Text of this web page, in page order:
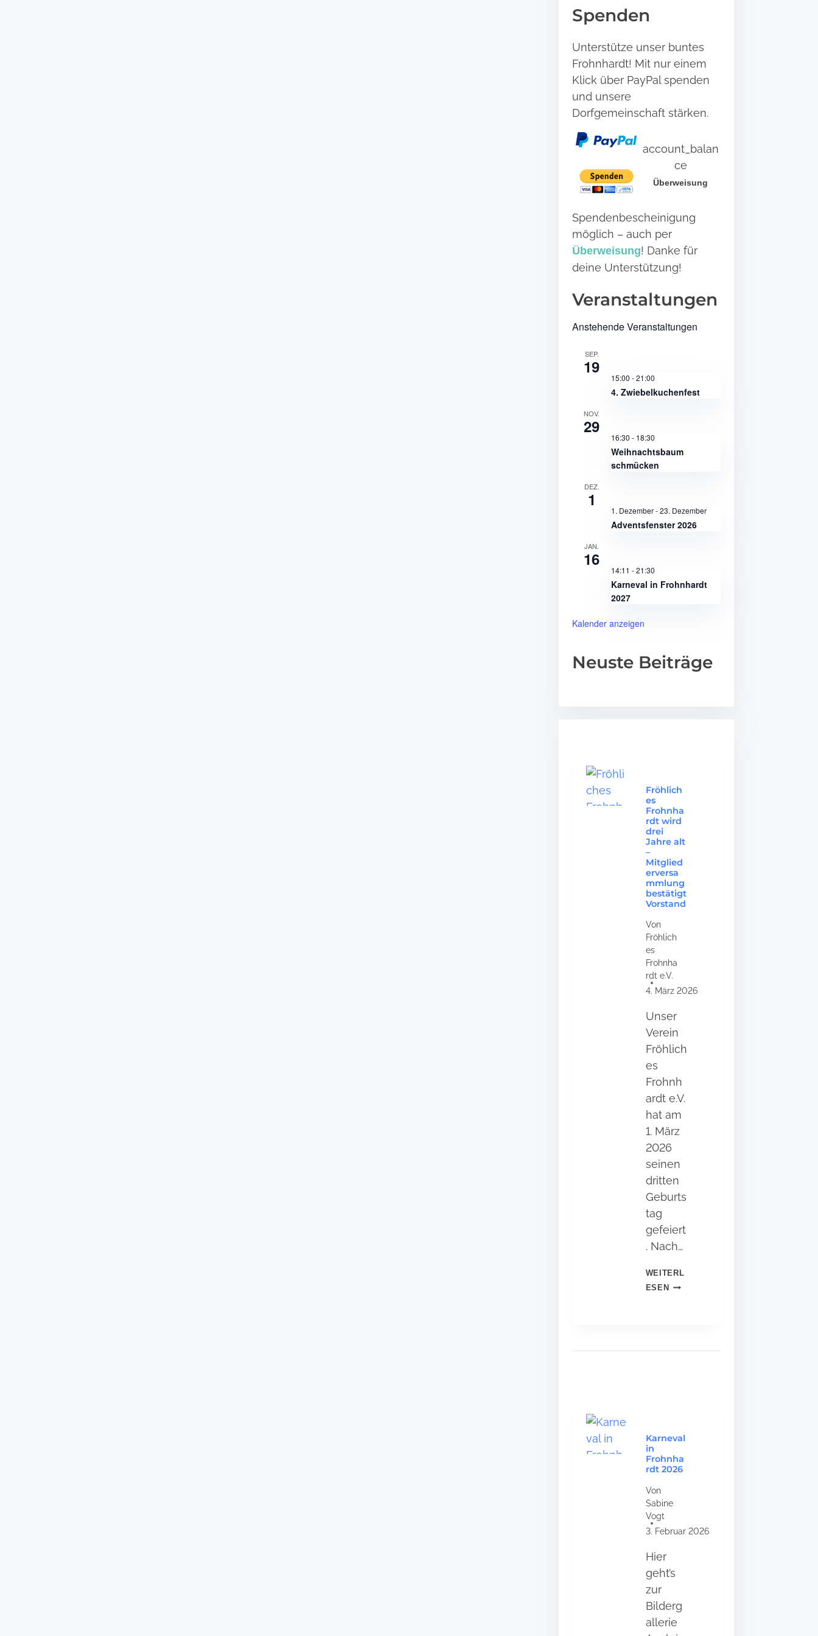
Spenden
Unterstütze unser buntes
Frohnhardt! Mit nur einem
Klick über PayPal spenden
und unsere
Dorfgemeinschaft stärken.
account_balan
ce
Überweisung
Spendenbescheinigung
möglich – auch per
Überweisung! Danke für
deine Unterstützung!
Veranstaltungen
Anstehende Veranstaltungen
SEP.
19
15:00 -21:00
4. Zwiebelkuchenfest
NOV.
29
16:30 - 18:30
Weihnachtsbaum
schmücken
DEZ.
1
1. Dezember-23. Dezember
Adventsfenster 2026
JAN.
16
14:11 -21:30
Karneval in Frohnhardt
2027
Kalender anzeigen
Neuste Beiträge
Fröhlich
es
Frohnha
rdt wird
drei
Jahre alt
–
Mitglied
erversa
mmlung
bestätigt
Vorstand
Von
Fröhlich
es
Frohnha
rdt e.V.
4. März 2026
Unser
Verein
Fröhlich
es
Frohnh
ardt e.V.
hat am
1. März
2026
seinen
dritten
Geburts
tag
gefeiert
. Nach…
WEITERL
ESENF
H
H
A
T
I
R
J
A
Karneval
in
Frohnha
rdt 2026
Von
Sabine
Vogt
3. Februar 2026
Hier
geht’s
zur
Bilderg
allerie